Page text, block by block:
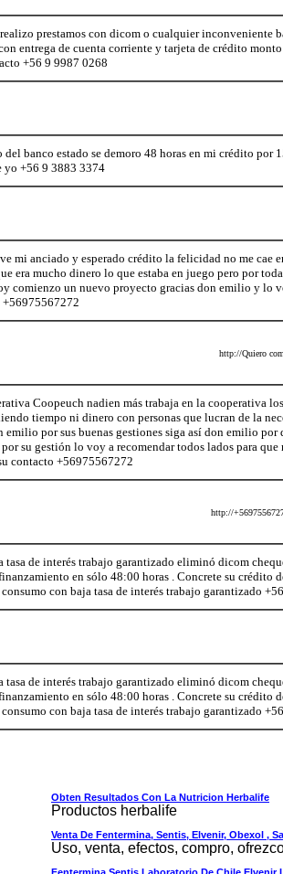
prestamos con dicom o cualquier inconveniente
entrega de cuenta corriente y tarjeta de crédito
+56 9 9987 0268
banco estado se demoro 48 horas en mi crédito por
yo +56 9 3883 3374
mi anciado y esperado crédito la felicidad no me cae
era mucho dinero lo que estaba en juego pero por
comienzo un nuevo proyecto gracias don emilio y lo
http://Quiero
Coopeuch nadien más trabaja en la cooperativa
tiempo ni dinero con personas que lucran de la
emilio por sus buenas gestiones siga así don emilio
su gestión lo voy a recomendar todos lados para
contacto +56975567272
http://
de interés trabajo garantizado eliminó dicom
en sólo 48:00 horas . Concrete su crédito
con baja tasa de interés trabajo garantizado
de interés trabajo garantizado eliminó dicom
en sólo 48:00 horas . Concrete su crédito
con baja tasa de interés trabajo garantizado
Obten Resultados Con La Nutricion Herbalife
Productos herbalife
Venta De Fentermina, Sentis, Elvenir, Obexol ,
Uso, venta, efectos, compro,